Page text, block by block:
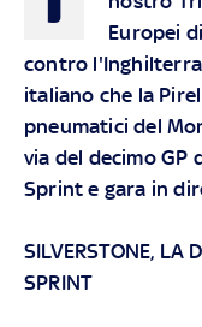
Europei
contro
italiano che la
pneumatici del
via del decimo GP
Sprint e gara in
SILVERSTONE, LA
SPRINT